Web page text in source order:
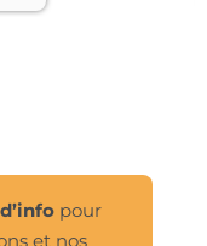
pour
et nos